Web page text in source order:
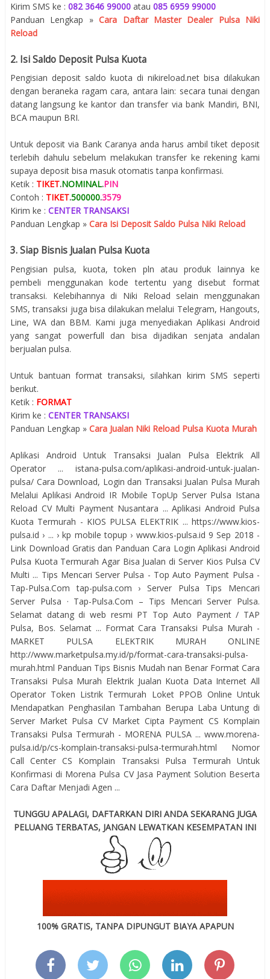
Kirim SMS ke : 082 3646 99000 atau 085 6959 99000
Panduan Lengkap »Cara Daftar Master Dealer Pulsa Niki
Reload
2. Isi Saldo Deposit Pulsa Kuota
Pengisian deposit saldo kuota di nikireload.net bisa dilakukan
dengan beraneka ragam cara, antara lain: secara tunai dengan
datang langsung ke kantor dan transfer via bank Mandiri, BNI,
BCA maupun BRI.
Untuk deposit via Bank Caranya anda harus ambil tiket deposit
terlebih dahulu sebelum melakukan transfer ke rekening kami
supaya deposit bisa masuk otomatis tanpa konfirmasi.
Ketik : TIKET.NOMINAL.PIN
Contoh : TIKET.500000.3579
Kirim ke : CENTER TRANSAKSI
Panduan Lengkap » Cara Isi Deposit Saldo Pulsa Niki Reload
3. Siap Bisnis Jualan Pulsa Kuota
Pengisian pulsa, kuota, token pln atau produk lainnya ke
pembeli menggunakan kode tertentu yang disebut format
transaksi. Kelebihannya di Niki Reload selain menggunakan
SMS, transaksi juga bisa dilakukan melalui Telegram, Hangouts,
Line, WA dan BBM. Kami juga menyediakan Aplikasi Android
yang sangat powerfull dan bisa dijadikan senjata andalan
berjualan pulsa.
Untuk bantuan format transaksi, silahkan kirim SMS seperti
berikut.
Ketik : FORMAT
Kirim ke : CENTER TRANSAKSI
Panduan Lengkap » Cara Jualan Niki Reload Pulsa Kuota Murah
Aplikasi Android Untuk Transaksi Jualan Pulsa Elektrik All
Operator ... istana-pulsa.com/aplikasi-android-untuk-jualan-
pulsa/ Cara Download, Login dan Transaksi Jualan Pulsa Murah
Melalui Aplikasi Android IR Mobile TopUp Server Pulsa Istana
Reload CV Multi Payment Nusantara ... Aplikasi Android Pulsa
Kuota Termurah - KIOS PULSA ELEKTRIK ... https://www.kios-
pulsa.id › ... › kp mobile topup › www.kios-pulsa.id 9 Sep 2018 -
Link Download Gratis dan Panduan Cara Login Aplikasi Android
Pulsa Kuota Termurah Agar Bisa Jualan di Server Kios Pulsa CV
Multi ... Tips Mencari Server Pulsa - Top Auto Payment Pulsa -
Tap-Pulsa.Com tap-pulsa.com › Server Pulsa Tips Mencari
Server Pulsa · Tap-Pulsa.Com – Tips Mencari Server Pulsa.
Selamat datang di web resmi PT Top Auto Payment / TAP
Pulsa, Bos. Selamat ... Format Cara Transaksi Pulsa Murah -
MARKET PULSA ELEKTRIK MURAH ONLINE
http://www.marketpulsa.my.id/p/format-cara-transaksi-pulsa-
murah.html Panduan Tips Bisnis Mudah nan Benar Format Cara
Transaksi Pulsa Murah Elektrik Jualan Kuota Data Internet All
Operator Token Listrik Termurah Loket PPOB Online Untuk
Mendapatkan Penghasilan Tambahan Berupa Laba Untung di
Server Market Pulsa CV Market Cipta Payment CS Komplain
Transaksi Pulsa Termurah - MORENA PULSA ... www.morena-
pulsa.id/p/cs-komplain-transaksi-pulsa-termurah.html Nomor
Call Center CS Komplain Transaksi Pulsa Termurah Untuk
Konfirmasi di Morena Pulsa CV Jasa Payment Solution Beserta
Cara Daftar Menjadi Agen ...
TUNGGU APALAGI, DAFTARKAN DIRI ANDA SEKARANG JUGA
PELUANG TERBATAS, JANGAN LEWATKAN KESEMPATAN INI
100% GRATIS, TANPA DIPUNGUT BIAYA APAPUN